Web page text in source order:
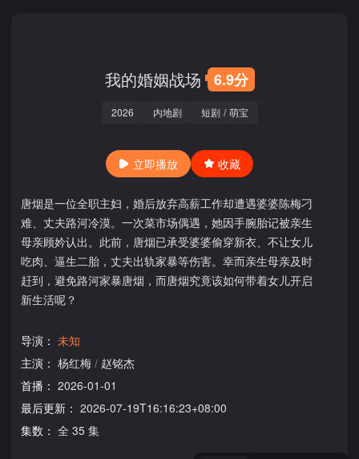
我的婚姻战场 6.9分
2026 内地剧 短剧 / 萌宝
立即播放 收藏
唐烟是一位全职主妇，婚后放弃高薪工作却遭遇婆婆陈梅刁
难、丈夫路河冷漠。一次菜市场偶遇，她因手腕胎记被亲生
母亲顾妗认出。此前，唐烟已承受婆婆偷穿新衣、不让女儿
吃肉、逼生二胎，丈夫出轨家暴等伤害。幸而亲生母亲及时
赶到，避免路河家暴唐烟，而唐烟究竟该如何带着女儿开启
新生活呢？
导演： 未知
主演： 杨红梅 / 赵铭杰
首播： 2026-01-01
最后更新： 2026-07-19T16:16:23+08:00
集数： 全 35 集